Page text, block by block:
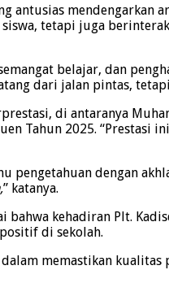
antusias mendengarkan
tetapi juga
belajar, dan
dari jalan pintas,
di antaranya
Tahun 2025.
dengan
” katanya.
kehadiran Plt.
di sekolah.
memastikan